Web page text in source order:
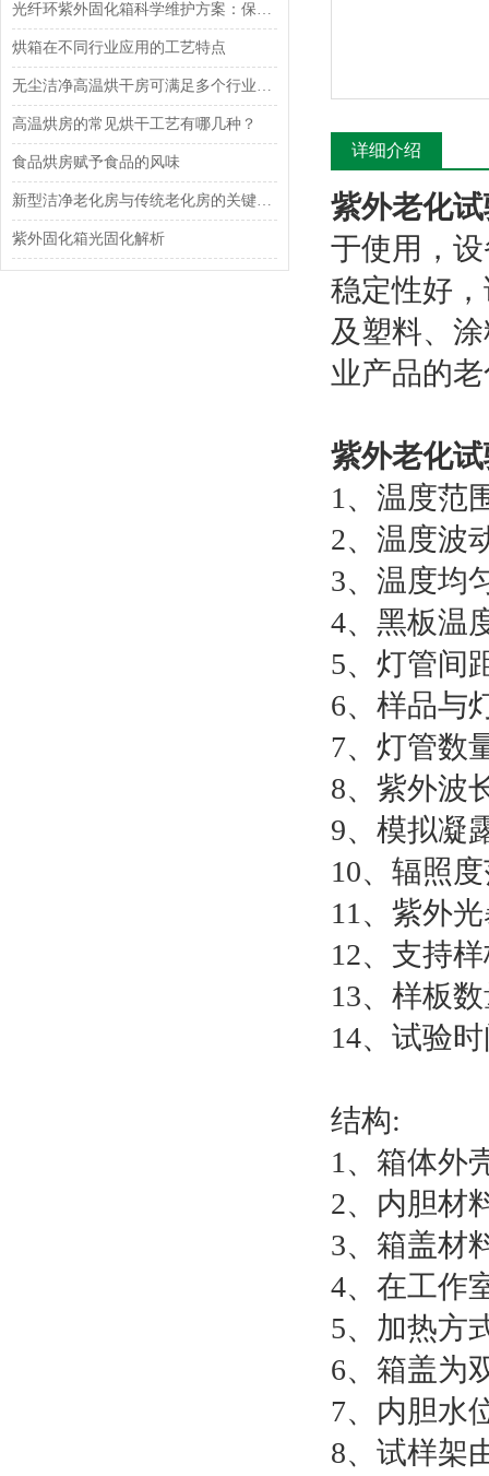
光纤环紫外固化箱科学维护方案：保障设备精度与使用寿命
烘箱在不同行业应用的工艺特点
无尘洁净高温烘干房可满足多个行业需求
高温烘房的常见烘干工艺有哪几种？
食品烘房赋予食品的风味
新型洁净老化房与传统老化房的关键区别：以洁净控制功能为核心
紫外固化箱光固化解析
详细介绍
紫外老化
于使用，
稳定性好
及塑料、
业产品的
紫外老化
1、温度范
2、温度波
3、温度均
4、黑板温
5、灯管间
6、样品与
7、灯管数
8、紫外波
9、模拟凝
10、辐照
11、紫外
12、支持
13、样板
14、试验
结构:
1、箱体外
2、内胆材
3、箱盖材
4、在工作
5、加热方
6、箱盖为
7、内胆水
8、试样架